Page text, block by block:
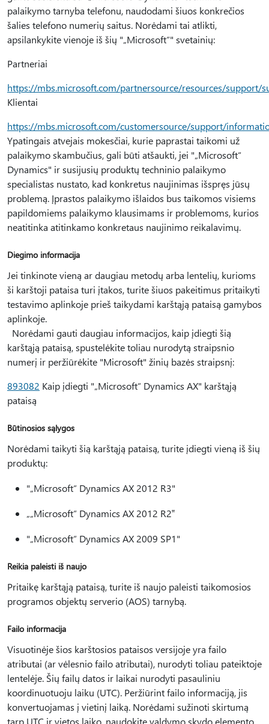
palaikymo tarnyba telefonu, naudodami šiuos konkrečios
šalies telefono numerių saitus. Norėdami tai atlikti,
apsilankykite vienoje iš šių "„Microsoft“" svetainių:
Partneriai
https://mbs.microsoft.com/partnersource/resources/
Klientai
https://mbs.microsoft.com/customersource/support/
Ypatingais atvejais mokesčiai, kurie paprastai taikomi už
palaikymo skambučius, gali būti atšaukti, jei "„Microsoft“
Dynamics" ir susijusių produktų techninio palaikymo
specialistas nustato, kad konkretus naujinimas išspręs jūsų
problemą. Įprastos palaikymo išlaidos bus taikomos visiems
papildomiems palaikymo klausimams ir problemoms, kurios
neatitinka atitinkamo konkretaus naujinimo reikalavimų.
Diegimo informacija
Jei tinkinote vieną ar daugiau metodų arba lentelių, kurioms
ši karštoji pataisa turi įtakos, turite šiuos pakeitimus pritaikyti
testavimo aplinkoje prieš taikydami karštąją pataisą gamybos
aplinkoje.
Norėdami gauti daugiau informacijos, kaip įdiegti šią
karštąją pataisą, spustelėkite toliau nurodytą straipsnio
numerį ir peržiūrėkite "Microsoft" žinių bazės straipsnį:
893082 Kaip įdiegti "„Microsoft“ Dynamics AX" karštąją
pataisą
Būtinosios sąlygos
Norėdami taikyti šią karštąją pataisą, turite įdiegti vieną iš šių
produktų:
"„Microsoft“ Dynamics AX 2012 R3"
„„Microsoft“ Dynamics AX 2012 R2‟
"„Microsoft“ Dynamics AX 2009 SP1"
Reikia paleisti iš naujo
Pritaikę karštąją pataisą, turite iš naujo paleisti taikomosios
programos objektų serverio (AOS) tarnybą.
Failo informacija
Visuotinėje šios karštosios pataisos versijoje yra failo
atributai (ar vėlesnio failo atributai), nurodyti toliau pateiktoje
lentelėje. Šių failų datos ir laikai nurodyti pasauliniu
koordinuotuoju laiku (UTC). Peržiūrint failo informaciją, jis
konvertuojamas į vietinį laiką. Norėdami sužinoti skirtumą
tarp UTC ir vietos laiko, naudokite valdymo skydo elemento